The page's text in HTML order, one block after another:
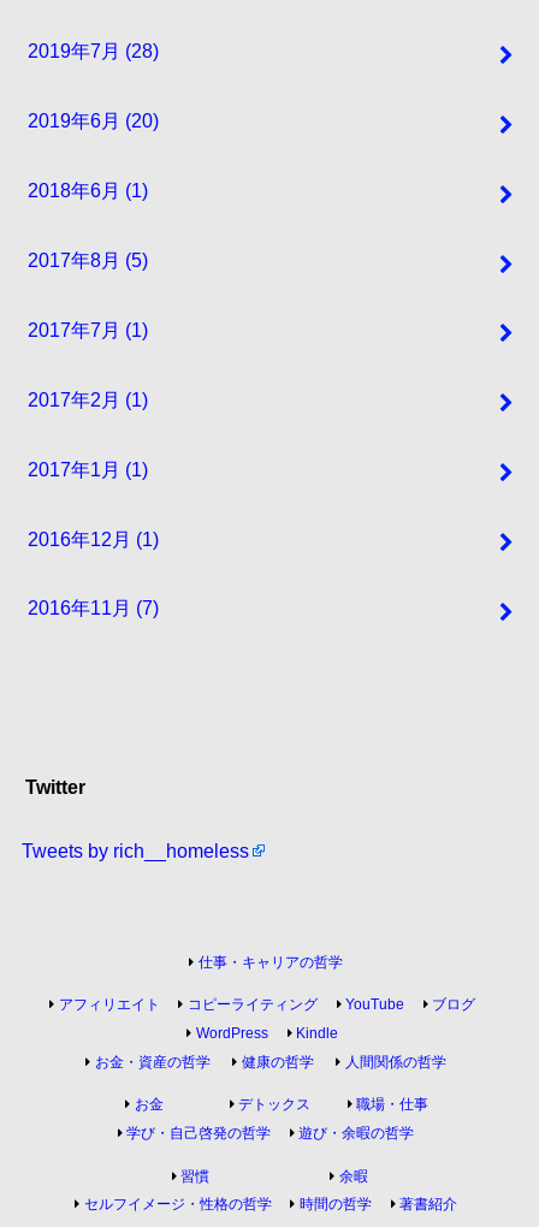
2019年7月 (28)
2019年6月 (20)
2018年6月 (1)
2017年8月 (5)
2017年7月 (1)
2017年2月 (1)
2017年1月 (1)
2016年12月 (1)
2016年11月 (7)
Twitter
Tweets by rich__homeless
仕事・キャリアの哲学
アフィリエイト コピーライティング YouTube
ブログ
WordPress
Kindle
お金・資産の哲学
お金
健康の哲学
デトックス
人間関係の哲学
職場・仕事
学び・自己啓発の哲学
習慣
遊び・余暇の哲学
余暇
セルフイメージ・性格の哲学
時間の哲学 著書紹介